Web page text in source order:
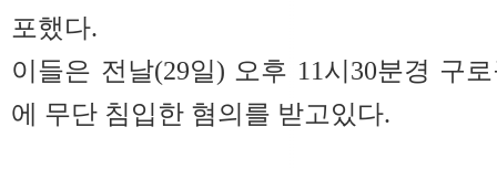
포했다.
이들은 전날(29일) 오후 11시30분경 구
에 무단 침입한 혐의를 받고있다.